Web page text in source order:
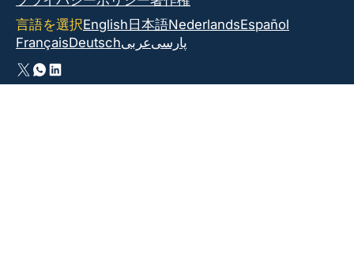
言語を選択English 日本語NederlandsEspañol
FrançaisDeutschعربىپارسی